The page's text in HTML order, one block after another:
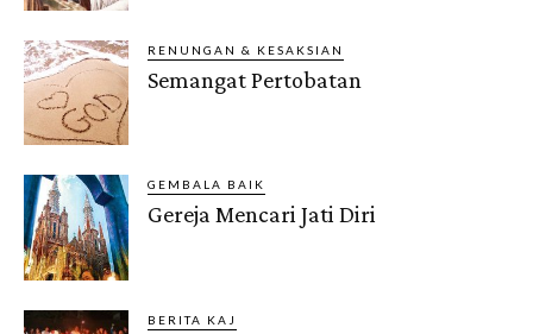
RENUNGAN & KESAKSIAN
Semangat Pertobatan
GEMBALA BAIK
Gereja Mencari Jati Diri
BERITA KAJ